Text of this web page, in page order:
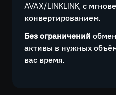
AVAX/LINKLINK, с
конвертированием.
Без ограничений
активы в нужных
вас время.